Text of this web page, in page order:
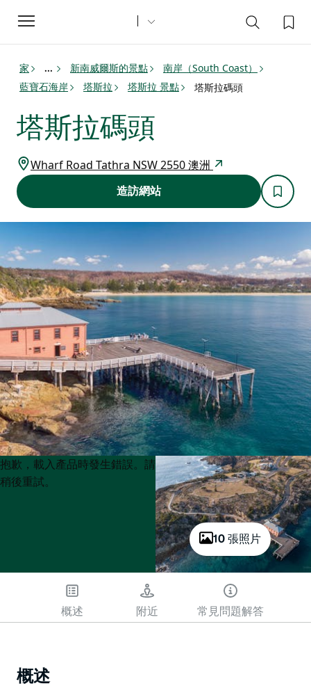
Toggle
navigation
家 ... 新南威爾斯的景點
南岸（South Coast）
藍寶石海岸
塔斯拉 塔斯拉 景點 塔斯拉碼頭
塔斯拉碼頭
Wharf Road Tathra NSW 2550 澳洲
造訪網站
10 張照片
Product
List
Product
List
抱歉，載入產品時發生錯誤。請
稍後重試。
概述 附近 常見問題解答
概述